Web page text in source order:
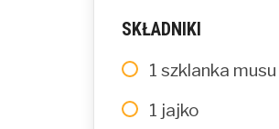
SKŁADNIKI
1 szklanka
1 jajko